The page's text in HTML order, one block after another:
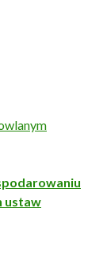
ustaw